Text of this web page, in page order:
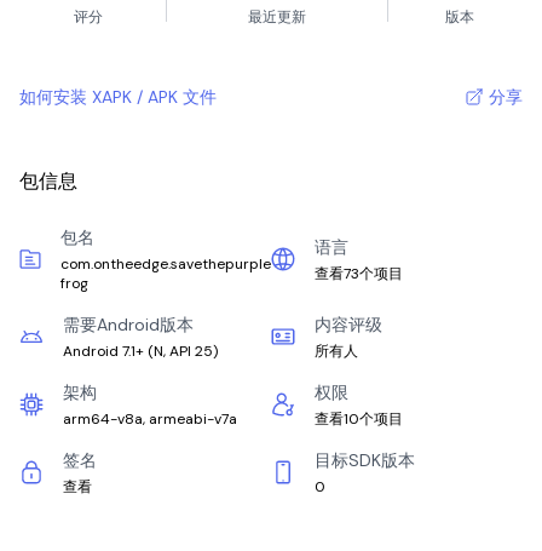
评分 最近更新 版本
如何安装 XAPK / APK 文件 分享
包信息
包名
com.ontheedge.savethepurple
frog
语言
查看73个项目
需要Android版本
Android 7.1+ (N, API 25)
内容评级
所有人
架构
arm64-v8a, armeabi-v7a
权限
查看10个项目
签名
查看
目标SDK版本
0